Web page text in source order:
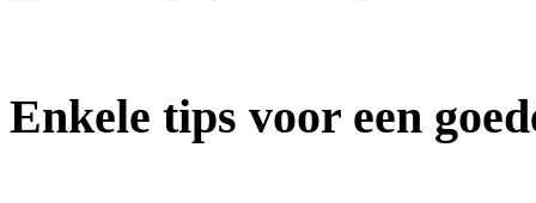
Enkele tips voor een